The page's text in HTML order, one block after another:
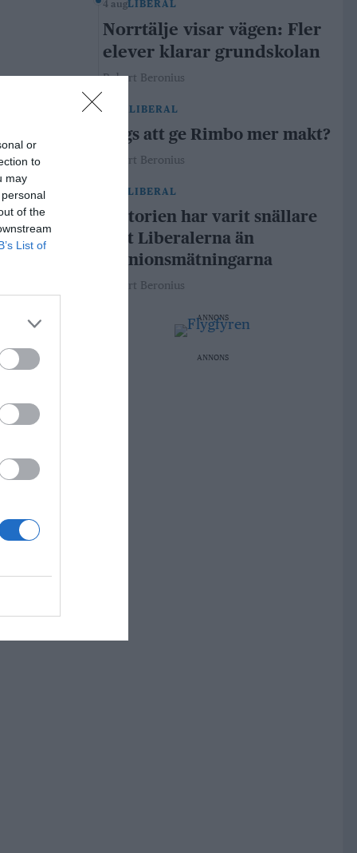
or
to
may
of the
List of
4 augLIBERAL
Norrtälje visar vägen: Fler
elever klarar grundskolan
Robert Beronius
29 julLIBERAL
Dags att ge Rimbo mer makt?
Robert Beronius
LIBERAL
Historien har varit snällare
mot Liberalerna än
opinionsmätningarna
Robert Beronius
ANNONS
ANNONS